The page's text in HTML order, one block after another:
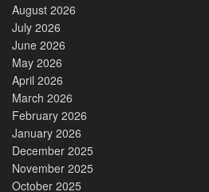
August 2026
July 2026
June 2026
May 2026
April 2026
March 2026
February 2026
January 2026
December 2025
November 2025
October 2025